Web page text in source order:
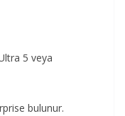
5 veya
bulunur.